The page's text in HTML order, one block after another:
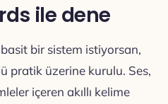
ile dene
bir sistem istiyorsan,
pratik üzerine kurulu. Ses,
içeren akıllı kelime